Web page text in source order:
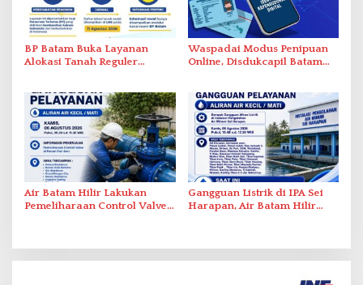
BP Batam Buka Layanan
Alokasi Tanah Reguler
Waspadai Modus Penipuan
Online, Disdukcapil Batam
Air Batam Hilir Lakukan
Pemeliharaan Control Valve,
Gangguan Listrik di IPA Sei
Harapan, Air Batam Hilir